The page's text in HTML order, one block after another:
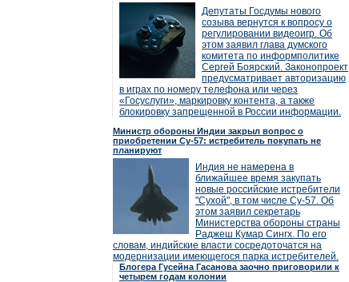
Депутаты Госдумы нового
созыва вернутся к вопросу о
регулировании видеоигр. Об
этом заявил глава думского
комитета по информполитике
Сергей Боярский. Законопроект
предусматривает авторизацию
в играх по номеру телефона или через
«Госуслуги», маркировку контента, а также
блокировку запрещенной в России информации.
Министр обороны Индии закрыл вопрос о
приобретении Су-57: истребитель покупать не
планируют
Индия не намерена в
ближайшее время закупать
новые российские истребители
"Сухой", в том числе Су-57. Об
этом заявил секретарь
Министерства обороны страны
Раджеш Кумар Сингх. По его
словам, индийские власти сосредоточатся на
модернизации имеющегося парка истребителей.
Блогера Гусейна Гасанова заочно приговорили к
четырем годам колонии